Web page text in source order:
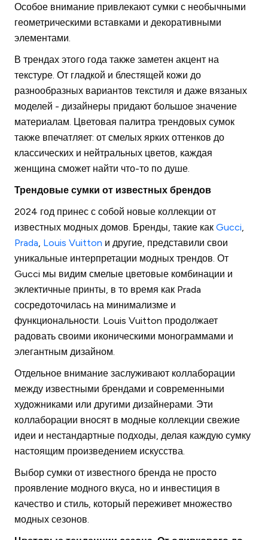
Особое внимание привлекают сумки с необычными
геометрическими вставками и декоративными
элементами.
В трендах этого года также заметен акцент на
текстуре. От гладкой и блестящей кожи до
разнообразных вариантов текстиля и даже вязаных
моделей - дизайнеры придают большое значение
материалам. Цветовая палитра трендовых сумок
также впечатляет: от смелых ярких оттенков до
классических и нейтральных цветов, каждая
женщина сможет найти что-то по душе.
Трендовые сумки от известных брендов
2024 год принес с собой новые коллекции от
известных модных домов. Бренды, такие как Gucci
Prada Louis Vuitton и другие, представили свои
уникальные интерпретации модных трендов. От
Gucci мы видим смелые цветовые комбинации и
эклектичные принты, в то время как Prada
сосредоточилась на минимализме и
функциональности. Louis Vuitton продолжает
радовать своими иконическими монограммами и
элегантным дизайном.
Отдельное внимание заслуживают коллаборации
между известными брендами и современными
художниками или другими дизайнерами. Эти
коллаборации вносят в модные коллекции свежие
идеи и нестандартные подходы, делая каждую сумку
настоящим произведением искусства.
Выбор сумки от известного бренда не просто
проявление модного вкуса, но и инвестиция в
качество и стиль, который переживет множество
модных сезонов.